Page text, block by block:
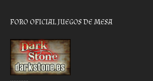
FORO OFICIAL JUEGOS DE MESA
………..